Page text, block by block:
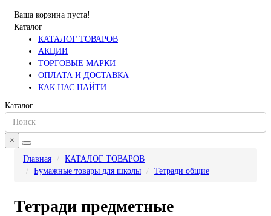
Ваша корзина пуста!
Каталог
КАТАЛОГ ТОВАРОВ
АКЦИИ
ТОРГОВЫЕ МАРКИ
ОПЛАТА И ДОСТАВКА
КАК НАС НАЙТИ
Каталог
×
Главная
КАТАЛОГ ТОВАРОВ
Бумажные товары для школы
Тетради общие
Тетради предметные